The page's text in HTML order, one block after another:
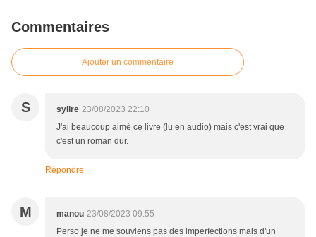
Commentaires
Ajouter un commentaire
S sylire 23/08/2023 22:10
J'ai beaucoup aimé ce livre (lu en audio) mais c'est vrai que
c'est un roman dur.
Répondre
M manou 23/08/2023 09:55
Perso je ne me souviens pas des imperfections mais d'un